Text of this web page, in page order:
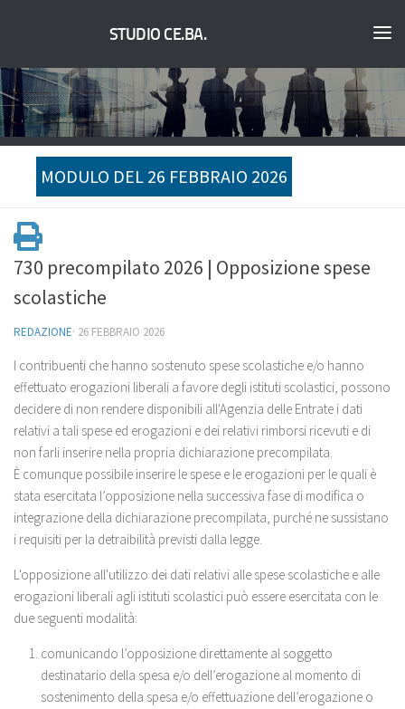
STUDIO CE.BA.
MODULO DEL 26 FEBBRAIO 2026
730 precompilato 2026 | Opposizione spese
scolastiche
REDAZIONE· 26 FEBBRAIO 2026
I contribuenti che hanno sostenuto spese scolastiche e/o hanno
effettuato erogazioni liberali a favore degli istituti scolastici, possono
decidere di non rendere disponibili all'Agenzia delle Entrate i dati
relativi a tali spese ed erogazioni e dei relativi rimborsi ricevuti e di
non farli inserire nella propria dichiarazione precompilata.
È comunque possibile inserire le spese e le erogazioni per le quali è
stata esercitata l’opposizione nella successiva fase di modifica o
integrazione della dichiarazione precompilata, purché ne sussistano
i requisiti per la detraibilità previsti dalla legge.
L'opposizione all'utilizzo dei dati relativi alle spese scolastiche e alle
erogazioni liberali agli istituti scolastici può essere esercitata con le
due seguenti modalità:
comunicando l’opposizione direttamente al soggetto
destinatario della spesa e/o dell’erogazione al momento di
sostenimento della spesa e/o effettuazione dell’erogazione o